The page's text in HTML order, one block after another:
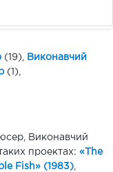
(19),
Виконавчий
(1),
Виконавчий
проектах: «The
Fish» (1983)